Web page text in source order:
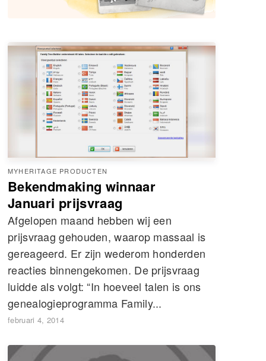
MYHERITAGE PRODUCTEN
Bekendmaking winnaar
Januari prijsvraag
Afgelopen maand hebben wij een
prijsvraag gehouden, waarop massaal is
gereageerd. Er zijn wederom honderden
reacties binnengekomen. De prijsvraag
luidde als volgt: “In hoeveel talen is ons
genealogieprogramma Family...
februari 4, 2014